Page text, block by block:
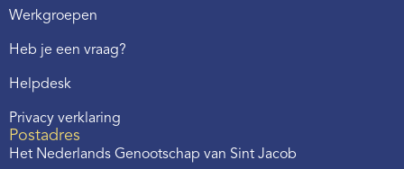
Werkgroepen
Heb je een vraag?
Helpdesk
Privacy verklaring
Postadres
Het Nederlands Genootschap van Sint Jacob